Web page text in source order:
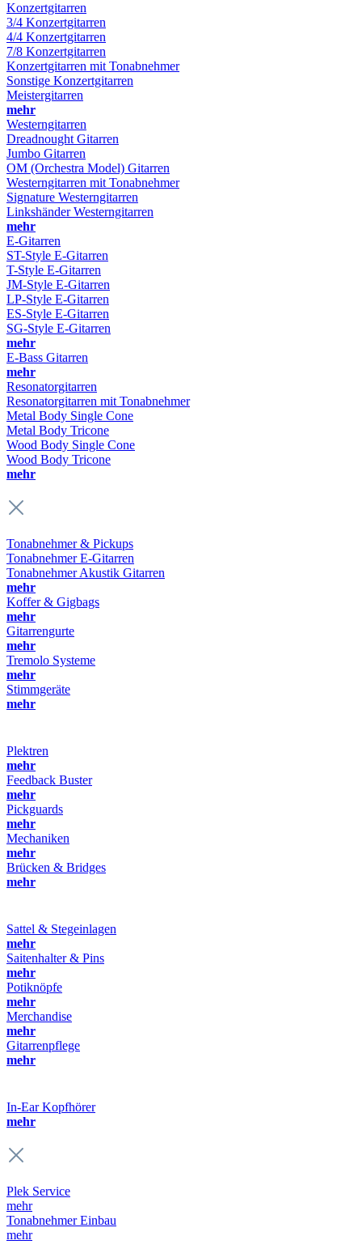
Konzertgitarren
3/4 Konzertgitarren
4/4 Konzertgitarren
7/8 Konzertgitarren
Konzertgitarren mit Tonabnehmer
Sonstige Konzertgitarren
Meistergitarren
mehr
Westerngitarren
Dreadnought Gitarren
Jumbo Gitarren
OM (Orchestra Model) Gitarren
Westerngitarren mit Tonabnehmer
Signature Westerngitarren
Linkshänder Westerngitarren
mehr
E-Gitarren
ST-Style E-Gitarren
T-Style E-Gitarren
JM-Style E-Gitarren
LP-Style E-Gitarren
ES-Style E-Gitarren
SG-Style E-Gitarren
mehr
E-Bass Gitarren
mehr
Resonatorgitarren
Resonatorgitarren mit Tonabnehmer
Metal Body Single Cone
Metal Body Tricone
Wood Body Single Cone
Wood Body Tricone
mehr
Tonabnehmer & Pickups
Tonabnehmer E-Gitarren
Tonabnehmer Akustik Gitarren
mehr
Koffer & Gigbags
mehr
Gitarrengurte
mehr
Tremolo Systeme
mehr
Stimmgeräte
mehr
Plektren
mehr
Feedback Buster
mehr
Pickguards
mehr
Mechaniken
mehr
Brücken & Bridges
mehr
Sattel & Stegeinlagen
mehr
Saitenhalter & Pins
mehr
Potiknöpfe
mehr
Merchandise
mehr
Gitarrenpflege
mehr
In-Ear Kopfhörer
mehr
Plek Service
mehr
Tonabnehmer Einbau
mehr